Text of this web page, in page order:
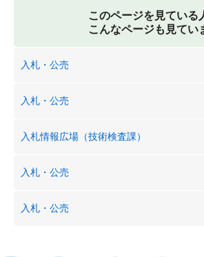
このページを見ている
こんなページも見てい
入札・公売
入札・公売
入札情報広場（技術検査課）
入札・公売
入札・公売